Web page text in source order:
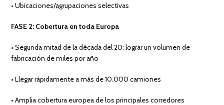
• Ubicaciones/agrupaciones selectivas
FASE 2: Cobertura en toda Europa
• Segunda mitad de la década del 20: lograr un volumen de
fabricación de miles por año
• Llegar rápidamente a más de 10.000 camiones
• Amplia cobertura europea de los principales corredores